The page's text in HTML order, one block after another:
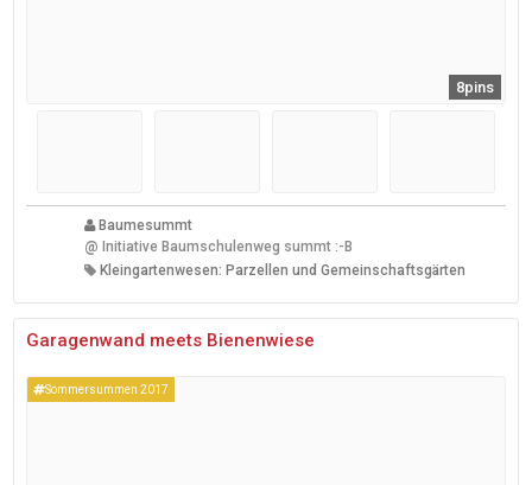
8pins
Baumesummt
@ Initiative Baumschulenweg summt :-B
Kleingartenwesen: Parzellen und Gemeinschaftsgärten
Garagenwand meets Bienenwiese
Sommersummen 2017